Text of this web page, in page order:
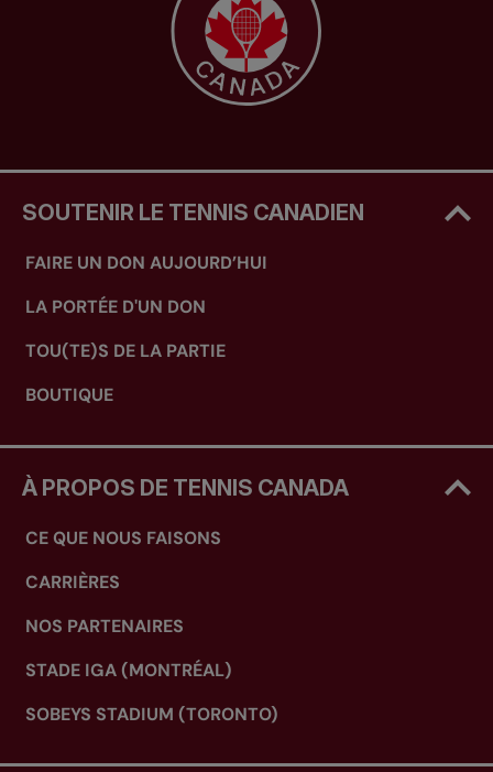
SOUTENIR LE TENNIS CANADIEN
FAIRE UN DON AUJOURD’HUI
LA PORTÉE D'UN DON
TOU(TE)S DE LA PARTIE
BOUTIQUE
À PROPOS DE TENNIS CANADA
CE QUE NOUS FAISONS
CARRIÈRES
NOS PARTENAIRES
STADE IGA (MONTRÉAL)
SOBEYS STADIUM (TORONTO)